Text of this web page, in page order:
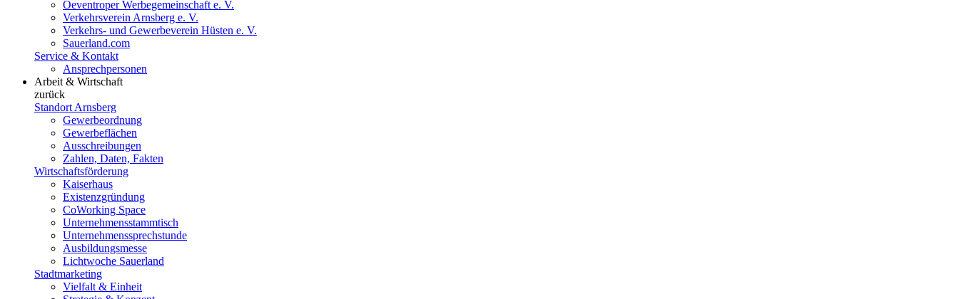
Oeventroper Werbegemeinschaft e. V.
Verkehrsverein Arnsberg e. V.
Verkehrs- und Gewerbeverein Hüsten e. V.
Sauerland.com
Service & Kontakt
Ansprechpersonen
Arbeit & Wirtschaft
zurück
Standort Arnsberg
Gewerbeordnung
Gewerbeflächen
Ausschreibungen
Zahlen, Daten, Fakten
Wirtschaftsförderung
Kaiserhaus
Existenzgründung
CoWorking Space
Unternehmensstammtisch
Unternehmenssprechstunde
Ausbildungsmesse
Lichtwoche Sauerland
Stadtmarketing
Vielfalt & Einheit